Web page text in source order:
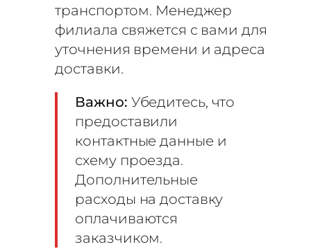
транспортом. Менеджер
филиала свяжется с вами для
уточнения времени и адреса
доставки.
Важно: Убедитесь, что
предоставили
контактные данные и
схему проезда.
Дополнительные
расходы на доставку
оплачиваются
заказчиком.